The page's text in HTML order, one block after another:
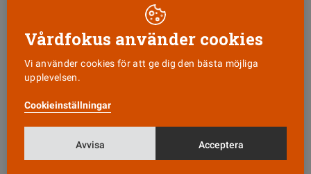
1 500 avlider varje år
Bröstcancer är den vanligaste cancerformen i
Sverige. Varje år insjuknar 5 000 kvinnor och 1 500
före 50 års ålder är 0,2 procent. I 80-årsåldern har
risken stigit till 2,5 procent. Antalet fall av
bröstcancer har ökat de senaste decennierna och
ökningen fortsätter.
Vårdfokus använder cookies
Vi använder cookies för att ge dig den bästa möjliga
upplevelsen.
Cookieinställningar
Avvisa Acceptera